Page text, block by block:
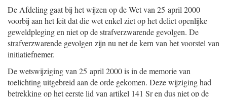
De Afdeling gaat bij het wijzen op de Wet van 25 april 2000
voorbij aan het feit dat die wet enkel ziet op het delict openlijke
geweldpleging en niet op de strafverzwarende gevolgen. De
strafverzwarende gevolgen zijn nu net de kern van het voorstel van
initiatiefnemer.
De wetswijziging van 25 april 2000 is in de memorie van
toelichting uitgebreid aan de orde gekomen. Deze wijziging had
betrekking op het eerste lid van artikel 141 Sr en dus niet op de